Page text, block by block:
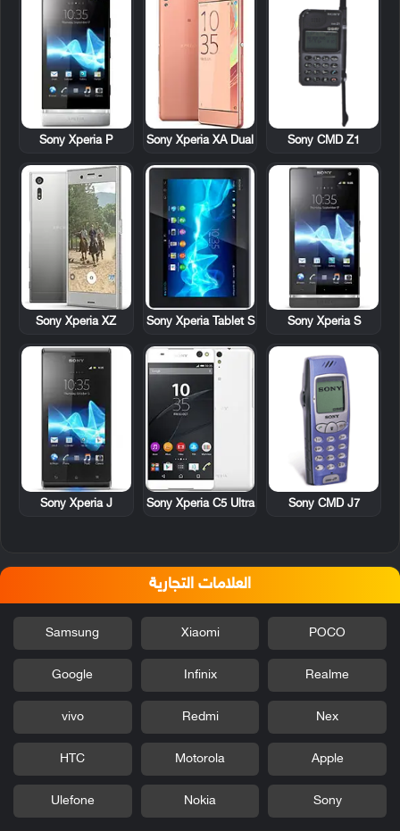
Sony CMD Z1
Sony Xperia XA Dual
Sony Xperia P
Sony Xperia S
Sony Xperia Tablet S
Sony Xperia XZ
Sony CMD J7
Sony Xperia C5 Ultra
Sony Xperia J
العلامات التجارية
POCO
Xiaomi
Samsung
Realme
Infinix
Google
Nex
Redmi
vivo
Apple
Motorola
HTC
Sony
Nokia
Ulefone